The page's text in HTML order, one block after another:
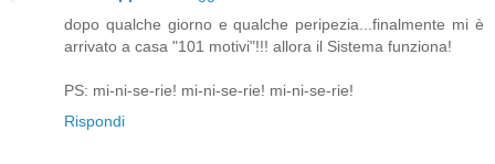
dopo qualche giorno e qualche peripezia...finalmente mi è
arrivato a casa "101 motivi"!!! allora il Sistema funziona!
PS: mi-ni-se-rie! mi-ni-se-rie! mi-ni-se-rie!
Rispondi